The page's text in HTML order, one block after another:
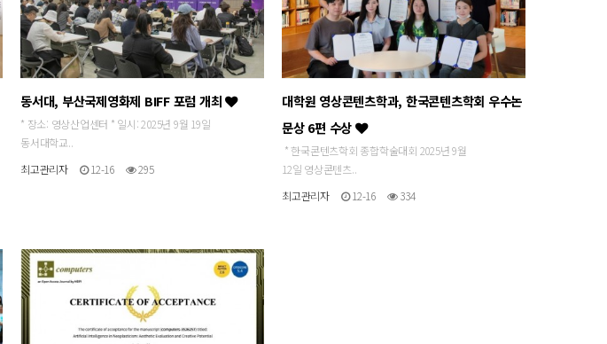
동서대, 부산국제영화제 BIFF 포럼 개최
* 장소: 영상산업센터 * 일시: 2025년 9월 19일
동서대학교..
최고관리자
12-16 295
대학원 영상콘텐츠학과, 한국콘텐츠학회 우수논
문상 6편 수상
* 한국콘텐츠학회 종합학술대회 2025년 9월
12일 영상콘텐츠..
최고관리자
12-16 334